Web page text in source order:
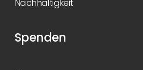
Nachhaltigkeit
Spenden